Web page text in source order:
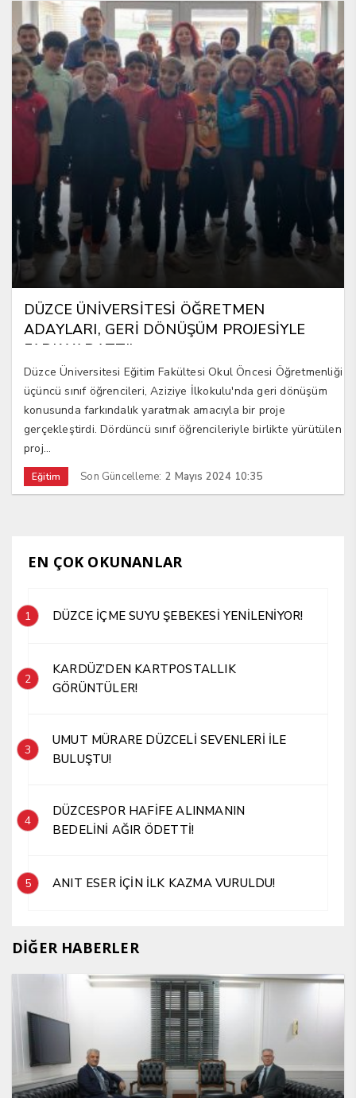
DÜZCE ÜNİVERSİTESİ ÖĞRETMEN
ADAYLARI, GERİ DÖNÜŞÜM PROJESİYLE
FARK YARATTI!
Düzce Üniversitesi Eğitim Fakültesi Okul Öncesi Öğretmenliği
üçüncü sınıf öğrencileri, Aziziye İlkokulu'nda geri dönüşüm
konusunda farkındalık yaratmak amacıyla bir proje
gerçekleştirdi. Dördüncü sınıf öğrencileriyle birlikte yürütülen
proj...
Eğitim Son Güncelleme: 2 Mayıs 2024 10:35
EN ÇOK OKUNANLAR
1 DÜZCE İÇME SUYU ŞEBEKESİ YENİLENİYOR!
2
KARDÜZ’DEN KARTPOSTALLIK
GÖRÜNTÜLER!
3
UMUT MÜRARE DÜZCELİ SEVENLERİ İLE
BULUŞTU!
4
DÜZCESPOR HAFİFE ALINMANIN
BEDELİNİ AĞIR ÖDETTİ!
5 ANIT ESER İÇİN İLK KAZMA VURULDU!
DİĞER HABERLER